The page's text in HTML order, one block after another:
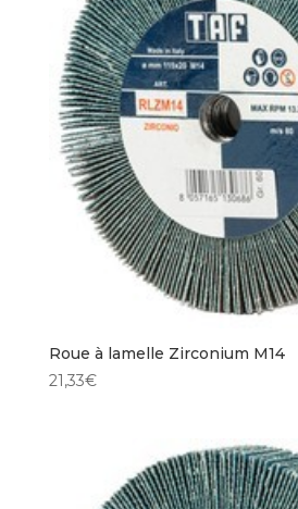
Roue à lamelle Zirconium M14
21,33€